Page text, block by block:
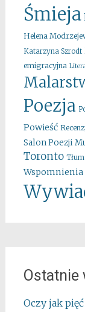
Śmieja
Helena
Katarzyna Szrodt
emigracyjna
Poezja
Powieść
Salon Poezji
Toronto
Wspomnienia
Ostatnie
Oczy jak